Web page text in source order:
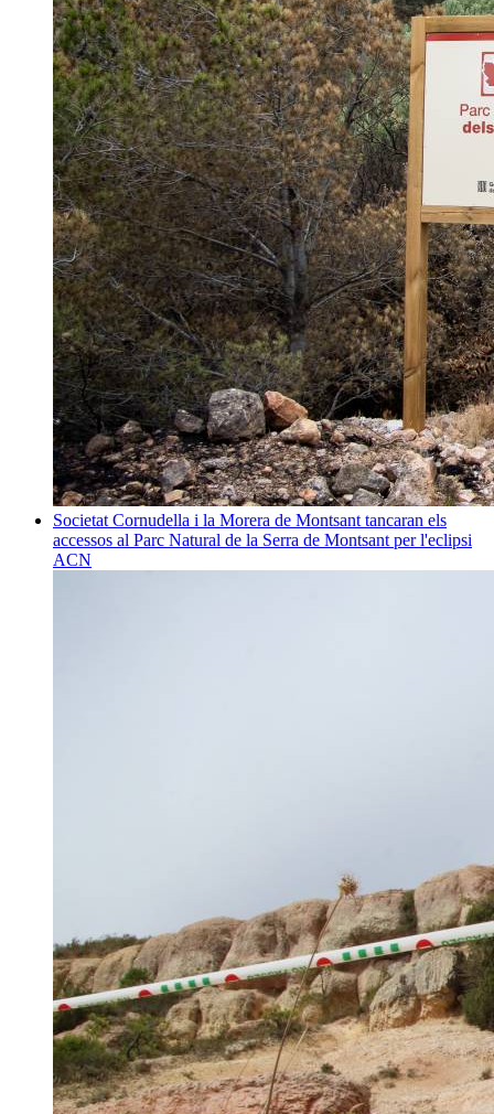
Societat Cornudella i la Morera de Montsant tancaran els
accessos al Parc Natural de la Serra de Montsant per l'eclipsi
ACN